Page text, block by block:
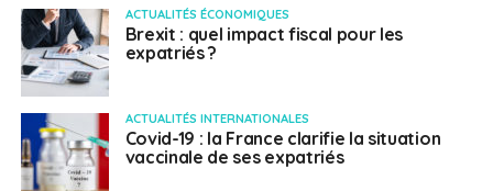
ACTUALITÉS ÉCONOMIQUES
Brexit : quel impact fiscal pour les
expatriés ?
ACTUALITÉS INTERNATIONALES
Covid-19 : la France clarifie la situation
vaccinale de ses expatriés